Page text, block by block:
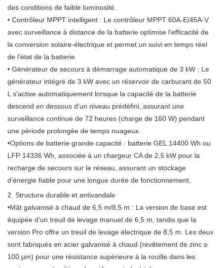
des conditions de faible luminosité.
• Contrôleur MPPT intelligent : Le contrôleur MPPT 60A-E/45A-V
avec surveillance à distance de la batterie optimise l'efficacité de
la conversion solaire-électrique et permet un suivi en temps réel
de l'état de la batterie.
• Générateur de secours à démarrage automatique de 3 kW : Le
générateur intégré de 3 kW avec un réservoir de carburant de 50
L s'active automatiquement lorsque la capacité de la batterie
descend en dessous d'un niveau prédéfini, assurant une
surveillance continue de 72 heures (charge de 160 W) pendant
une période prolongée de temps nuageux.
•Options de batterie grande capacité : batterie GEL 14400 Wh ou
LFP 14336 Wh, associée à un chargeur CA de 2,5 kW pour la
recharge de secours sur le réseau, assurant un stockage
d’énergie fiable pour une longue durée de fonctionnement.
2. Structure durable et antivandale
•Mât galvanisé à chaud de 6,5 m/8,5 m : La version de base est
équipée d'un treuil de levage manuel de 6,5 m, tandis que la
version Pro offre un treuil de levage électrique de 8,5 m. Les deux
sont fabriqués en acier galvanisé à chaud (revêtement de zinc ≥
100 µm) pour une résistance supérieure à la rouille dans les